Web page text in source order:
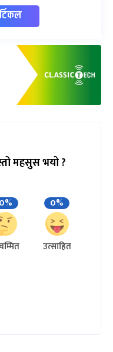
महसुस भयो ?
0% 0%
उत्साहित